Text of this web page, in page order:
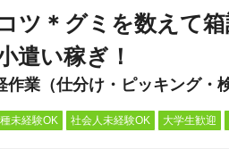
ツ＊グミを数えて
遣い稼ぎ！
作業（仕分け・ピッキング・
未経験OK 社会人未経験OK 大学生歓迎